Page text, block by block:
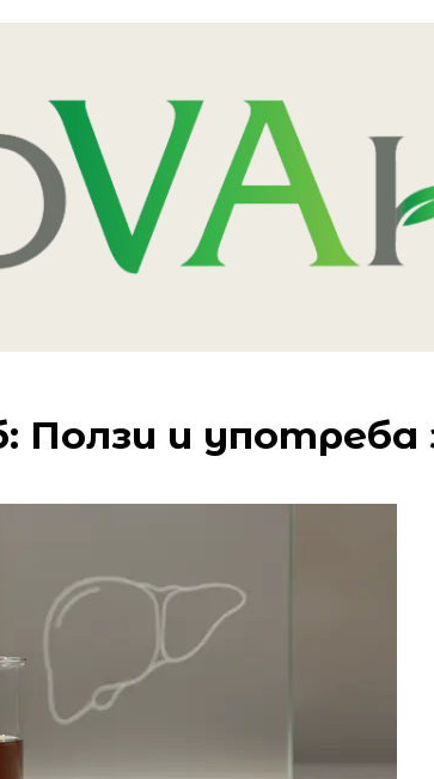
Ползи и